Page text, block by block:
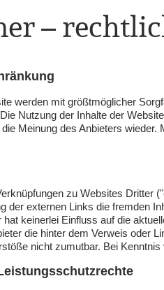
–
werden mit größtmöglicher
Nutzung der Inhalte der
Meinung des Anbieters
zu Websites Dritter
der externen Links die fremden
keinerlei Einfluss auf die
die hinter dem Verweis oder
nicht zumutbar. Bei